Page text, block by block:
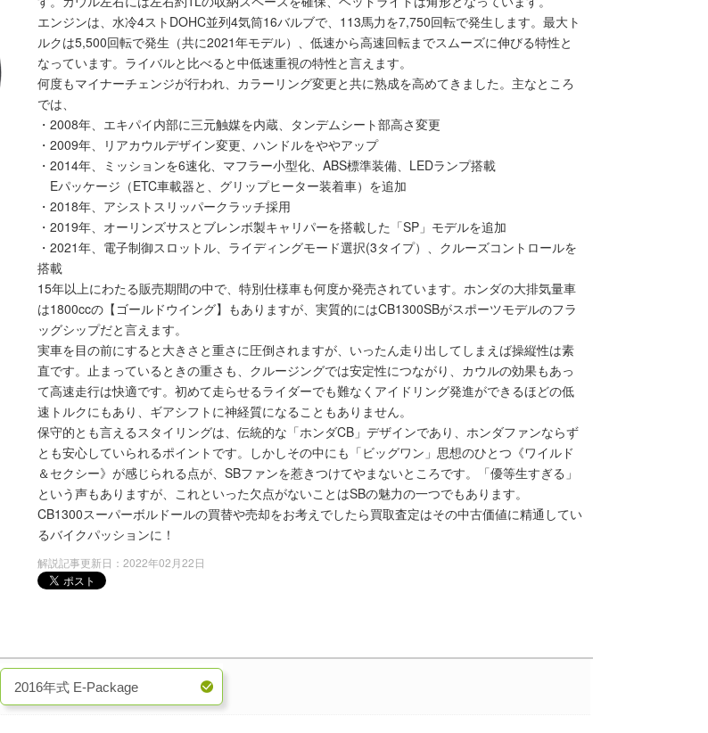
エンジンは、水冷4ストDOHC並列4気筒16バルブで、113馬力を7,750回転で発生します。最大ト
ルクは5,500回転で発生（共に2021年モデル）、低速から高速回転までスムーズに伸びる特性と
なっています。ライバルと比べると中低速重視の特性と言えます。
何度もマイナーチェンジが行われ、カラーリング変更と共に熟成を高めてきました。主なところ
では、
・2008年、エキパイ内部に三元触媒を内蔵、タンデムシート部高さ変更
・2009年、リアカウルデザイン変更、ハンドルをややアップ
・2014年、ミッションを6速化、マフラー小型化、ABS標準装備、LEDランプ搭載
Eパッケージ（ETC車載器と、グリップヒーター装着車）を追加
・2018年、アシストスリッパークラッチ採用
・2019年、オーリンズサスとブレンボ製キャリパーを搭載した「SP」モデルを追加
・2021年、電子制御スロットル、ライディングモード選択(3タイプ）、クルーズコントロールを
搭載
15年以上にわたる販売期間の中で、特別仕様車も何度か発売されています。ホンダの大排気量車
は1800ccの【ゴールドウイング】もありますが、実質的にはCB1300SBがスポーツモデルのフラ
ッグシップだと言えます。
実車を目の前にすると大きさと重さに圧倒されますが、いったん走り出してしまえば操縦性は素
直です。止まっているときの重さも、クルージングでは安定性につながり、カウルの効果もあっ
て高速走行は快適です。初めて走らせるライダーでも難なくアイドリング発進ができるほどの低
速トルクにもあり、ギアシフトに神経質になることもありません。
保守的とも言えるスタイリングは、伝統的な「ホンダCB」デザインであり、ホンダファンならず
とも安心していられるポイントです。しかしその中にも「ビッグワン」思想のひとつ《ワイルド
＆セクシー》が感じられる点が、SBファンを惹きつけてやまないところです。「優等生すぎる」
という声もありますが、これといった欠点がないことはSBの魅力の一つでもあります。
CB1300スーパーボルドールの買替や売却をお考えでしたら買取査定はその中古価値に精通してい
るバイクパッションに！
解説記事更新日：2022年02月22日